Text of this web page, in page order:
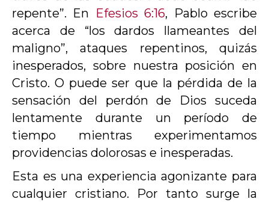
repente”. En Efesios 6:16, Pablo escribe
acerca de “los dardos llameantes del
maligno”, ataques repentinos, quizás
inesperados, sobre nuestra posición en
Cristo. O puede ser que la pérdida de la
sensación del perdón de Dios suceda
lentamente durante un período de
tiempo mientras experimentamos
providencias dolorosas e inesperadas.
Esta es una experiencia agonizante para
cualquier cristiano. Por tanto surge la